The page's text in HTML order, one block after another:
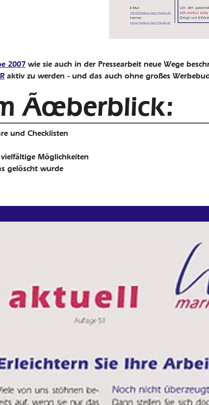
2007 wie sie auch in der Pressearbeit neue Wege
aktiv zu werden - und das auch ohne großes
Ãœberblick:
und Checklisten
Möglichkeiten
gelöscht wurde